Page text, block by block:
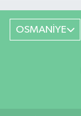
OSMANİYE